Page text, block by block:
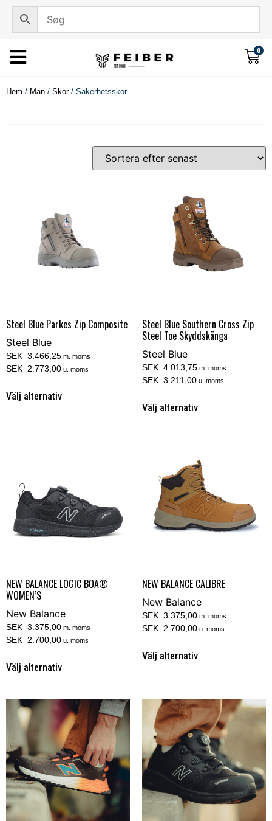
0
Hem / Män / Skor/ Säkerhetsskor
Steel Blue Parkes Zip Composite
Steel Blue
SEK 3.466,25 m. moms
SEK 2.773,00 u. moms
Välj alternativ
Steel Blue Southern Cross Zip
Steel Toe Skyddskänga
Steel Blue
SEK 4.013,75 m. moms
SEK 3.211,00 u. moms
Välj alternativ
NEW BALANCE LOGIC BOA®
WOMEN’S
New Balance
SEK 3.375,00 m. moms
SEK 2.700,00 u. moms
Välj alternativ
NEW BALANCE CALIBRE
New Balance
SEK 3.375,00 m. moms
SEK 2.700,00 u. moms
Välj alternativ